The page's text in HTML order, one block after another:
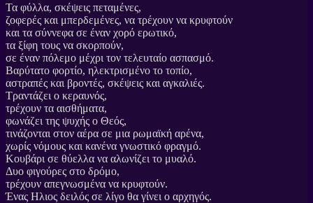
Τα φύλλα, σκέψεις πεταμένες,
ζοφερές και μπερδεμένες, να τρέχουν να κρυφτούν
και τα σύννεφα σε έναν χορό ερωτικό,
τα ξίφη τους να σκορπούν,
σε έναν πόλεμο μέχρι τον τελευταίο ασπασμό.
Βαρύτατο φορτίο, ηλεκτρισμένο το τοπίο,
αστραπές και βροντές, σκέψεις και αγκαλιές.
Τραντάζει ο κεραυνός,
τρέχουν τα αισθήματα,
φωνάζει της ψυχής ο Θεός,
τινάζονται στον αέρα σε μια ρωμαϊκή αρένα,
χωρίς νόμους και κανένα γνωστικό φραγμό.
Κουβάρι σε θύελλα να αλωνίζει το μυαλό.
Δυο φιγούρες στο δρόμο,
τρέχουν απεγνωσμένα να κρυφτούν.
Ένας Ηλιος δειλός σε λίγο θα γίνει ο αρχηγός.